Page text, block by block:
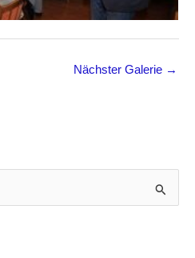
Nächster Galerie →